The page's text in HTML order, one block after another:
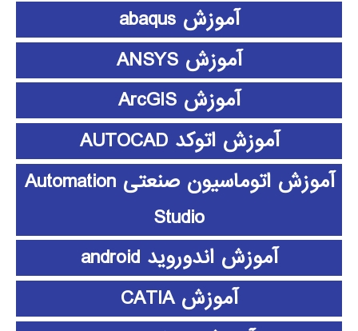
آموزش abaqus
آموزش ANSYS
آموزش ArcGIS
آموزش اتوکد AUTOCAD
آموزش اتوماسیون صنعتی Automation
Studio
آموزش اندوروید android
آموزش CATIA